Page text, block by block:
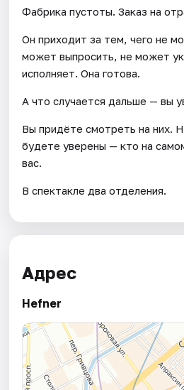
Фабрика пустоты. Заказ на
Он приходит за тем, чего не
может выпросить, не может
исполняет. Она готова.
А что случается дальше — вы
Вы придёте смотреть на них.
будете уверены — кто на
вас.
В спектакле два отделения.
Адрес
Hefner